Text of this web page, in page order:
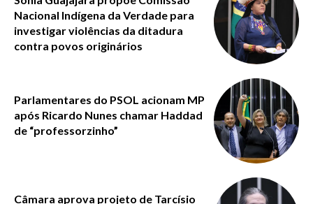
Nacional Indígena da Verdade para
investigar violências da ditadura
contra povos originários
Parlamentares do PSOL acionam MP
após Ricardo Nunes chamar Haddad
de “professorzinho”
Câmara aprova projeto de Tarcísio